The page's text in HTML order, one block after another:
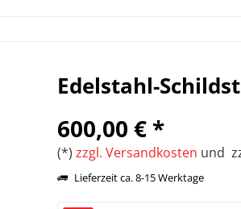
Edelstahl-
600,00 € *
(*)zzgl. Versandkosten und
Lieferzeit ca. 8-15 Werktage